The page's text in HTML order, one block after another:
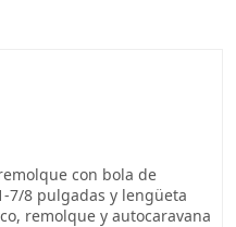
con bola de
7/8 pulgadas y lengüeta
remolque y autocaravana